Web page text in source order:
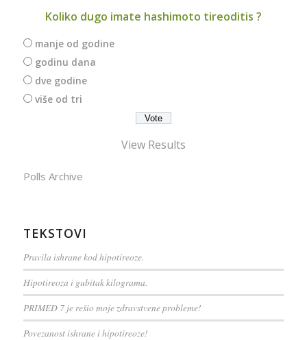
Koliko dugo imate hashimoto tireoditis ?
manje od godine
godinu dana
dve godine
više od tri
View Results
Polls Archive
TEKSTOVI
Pravila ishrane kod hipotireoze.
Hipotireoza i gubitak kilograma.
PRIMED 7 je rešio moje zdravstvene probleme!
Povezanost ishrane i hipotireoze!